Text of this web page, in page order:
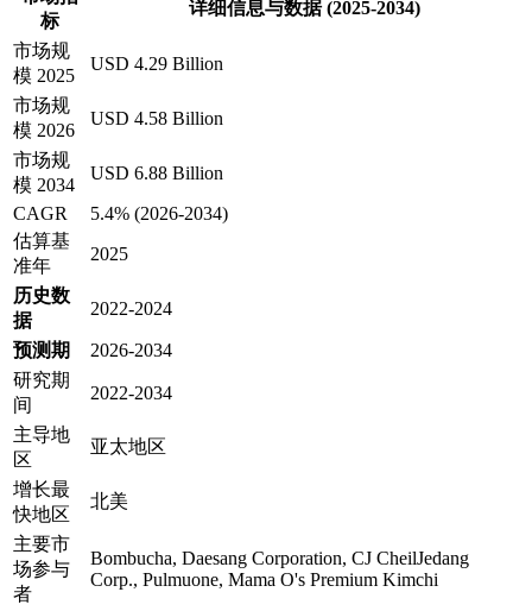
标
详细信息与数据 (2025-2034)
市场规
模 2025
USD 4.29 Billion
市场规
模 2026
USD 4.58 Billion
市场规
模 2034
USD 6.88 Billion
CAGR
5.4% (2026-2034)
估算基
准年
2025
历史数
据
2022-2024
预测期
2026-2034
研究期
间
2022-2034
主导地
区
亚太地区
增长最
快地区
北美
主要市
场参与
者
Bombucha, Daesang Corporation, CJ CheilJedang
Corp., Pulmuone, Mama O's Premium Kimchi